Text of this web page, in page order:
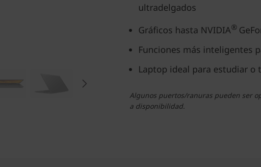
ultradelgados
Gráficos hasta NVIDIA®
Funciones más inteligentes
Laptop ideal para estudiar o
Algunos puertos/ranuras pueden ser
a disponibilidad.